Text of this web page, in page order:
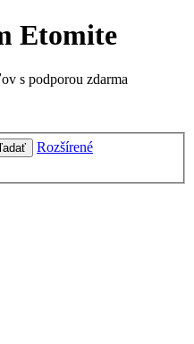
Etomite
s podporou zdarma
Rozšírené